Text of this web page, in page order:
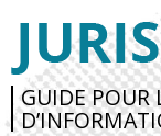
GUIDE POUR